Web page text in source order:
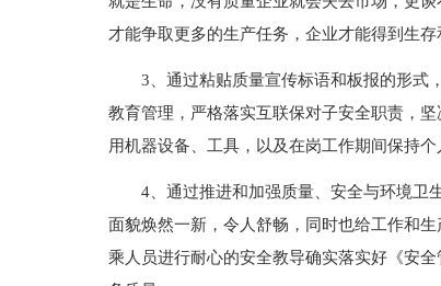
才能争取更多的生产任务，企业才能得到生
3、通过粘贴质量宣传标语和板报的形式
教育管理，严格落实互联保对子安全职责，
用机器设备、工具，以及在岗工作期间保持个
4、通过推进和加强质量、安全与环境卫
面貌焕然一新，令人舒畅，同时也给工作和
乘人员进行耐心的安全教导确实落实好《安